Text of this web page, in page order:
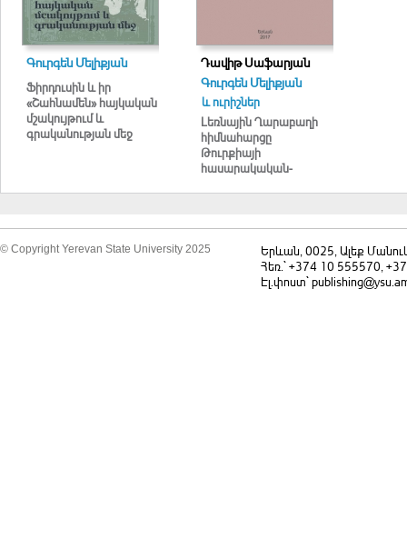
Գուրգեն Մելիքյան
Ֆիրդուսին և իր
«Շահնամեն» հայկական
մշակույթում և
գրականության մեջ
Դավիթ Սաֆարյան
Գուրգեն Մելիքյան
և ուրիշներ
Լեռնային Ղարաբաղի
հիմնահարցը
Թուրքիայի
հասարակական-
դիսկուրսում
© Copyright Yerevan State University 2025
Երևան, 0025, Ալեք
Հեռ.` +374 10 555570,
Էլ.փոստ`